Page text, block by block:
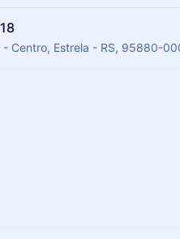
- Centro, Estrela - RS, 95880-